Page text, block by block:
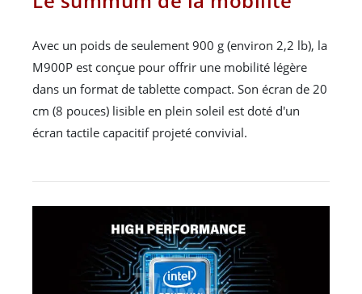
Avec un poids de seulement 900 g (environ 2,2 lb), la
M900P est conçue pour offrir une mobilité légère
dans un format de tablette compact. Son écran de 20
cm (8 pouces) lisible en plein soleil est doté d'un
écran tactile capacitif projeté convivial.